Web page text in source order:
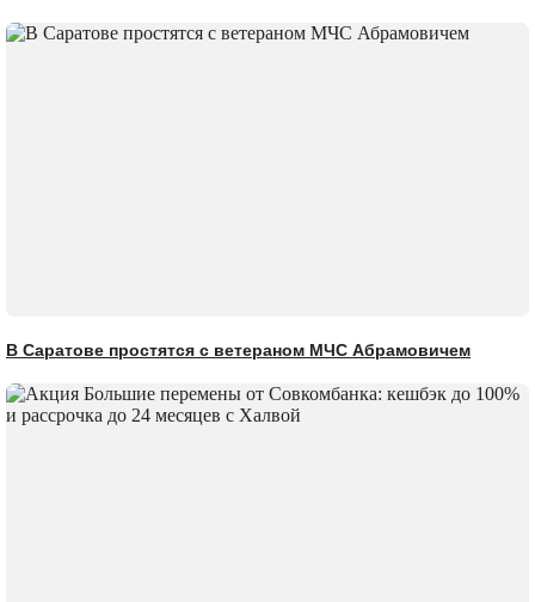
В Саратове простятся с ветераном МЧС Абрамовичем